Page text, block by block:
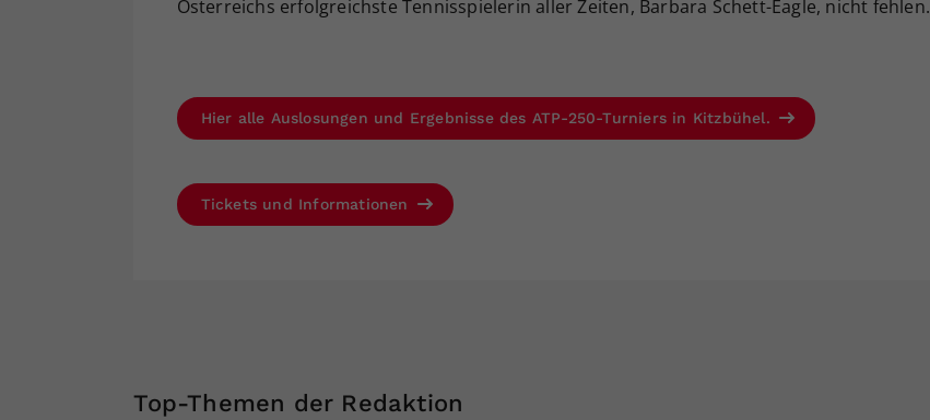
Österreichs erfolgreichste Tennisspielerin aller Zeiten, Barbara Schett-Eagle, nicht fehlen.
Hier alle Auslosungen und Ergebnisse des ATP-250-Turniers in Kitzbühel.
Tickets und Informationen
Top-Themen der Redaktion